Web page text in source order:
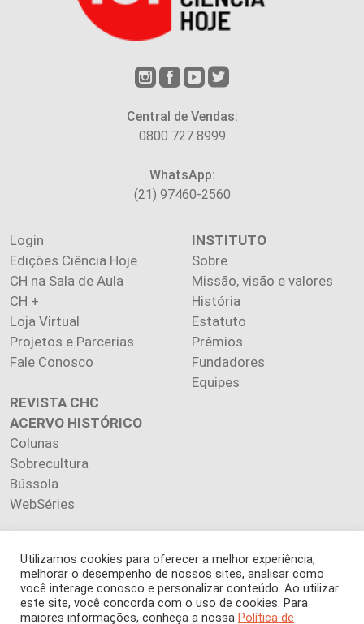
Central de Vendas:
0800 727 8999
WhatsApp:
(21) 97460-2560
Login
Edições Ciência Hoje
CH na Sala de Aula
CH +
Loja Virtual
Projetos e Parcerias
Fale Conosco
INSTITUTO
Sobre
Missão, visão e valores
História
Estatuto
Prêmios
Fundadores
Equipes
REVISTA CHC
ACERVO HISTÓRICO
Colunas
Sobrecultura
Bússola
WebSéries
Copyright 2026 INSTITUTO CIÊNCIA HOJE. Todos os direitos
reservados.
Utilizamos cookies para oferecer a melhor experiência,
melhorar o desempenho de nossos sites, analisar como
você interage conosco e personalizar conteúdo. Ao utilizar
este site, você concorda com o uso de cookies. Para
maiores informações, conheça a nossa Política de